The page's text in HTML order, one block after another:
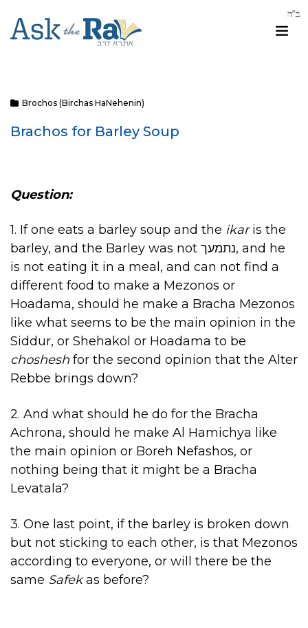
Brochos (Birchas HaNehenin)
Brachos for Barley Soup
Question:
1. If one eats a barley soup and the ikaris the
barley, and the Barley was not נתמעך, and he
is not eating it in a meal, and can not find a
different food to make a Mezonos or
Hoadama, should he make a Bracha Mezonos
like what seems to be the main opinion in the
Siddur, or Shehakol or Hoadama to be
choshesh for the second opinion that the Alter
Rebbe brings down?
2. And what should he do for the Bracha
Achrona, should he make Al Hamichya like
the main opinion or Boreh Nefashos, or
nothing being that it might be a Bracha
Levatala?
3. One last point, if the barley is broken down
but not sticking to each other, is that Mezonos
according to everyone, or will there be the
same Safekas before?